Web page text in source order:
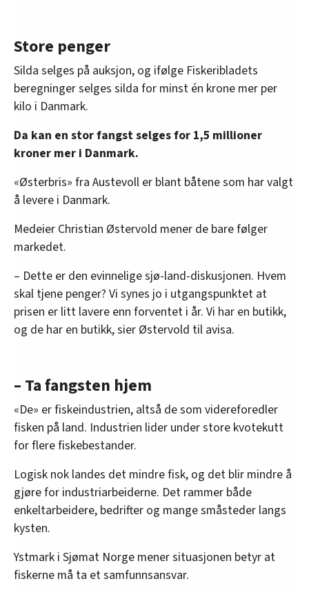
Store penger
Silda selges på auksjon, og ifølge Fiskeribladets
beregninger selges silda for minst én krone mer per
kilo i Danmark.
Da kan en stor fangst selges for 1,5 millioner
kroner mer i Danmark.
«Østerbris» fra Austevoll er blant båtene som har valgt
å levere i Danmark.
Medeier Christian Østervold mener de bare følger
markedet.
– Dette er den evinnelige sjø-land-diskusjonen. Hvem
skal tjene penger? Vi synes jo i utgangspunktet at
prisen er litt lavere enn forventet i år. Vi har en butikk,
og de har en butikk, sier Østervold til avisa.
– Ta fangsten hjem
«De» er fiskeindustrien, altså de som videreforedler
fisken på land. Industrien lider under store kvotekutt
for flere fiskebestander.
Logisk nok landes det mindre fisk, og det blir mindre å
gjøre for industriarbeiderne. Det rammer både
enkeltarbeidere, bedrifter og mange småsteder langs
kysten.
Ystmark i Sjømat Norge mener situasjonen betyr at
fiskerne må ta et samfunnsansvar.